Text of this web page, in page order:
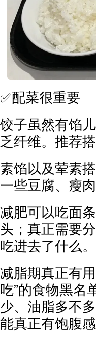
✅配菜很重要
饺子虽然有馅
乏纤维。推荐
素馅以及荤素
一些豆腐、瘦
减肥可以吃面
头；真正需要
吃进去了什么。
减脂期真正有
吃”的食物黑名
少、油脂多不
能真正有饱腹感